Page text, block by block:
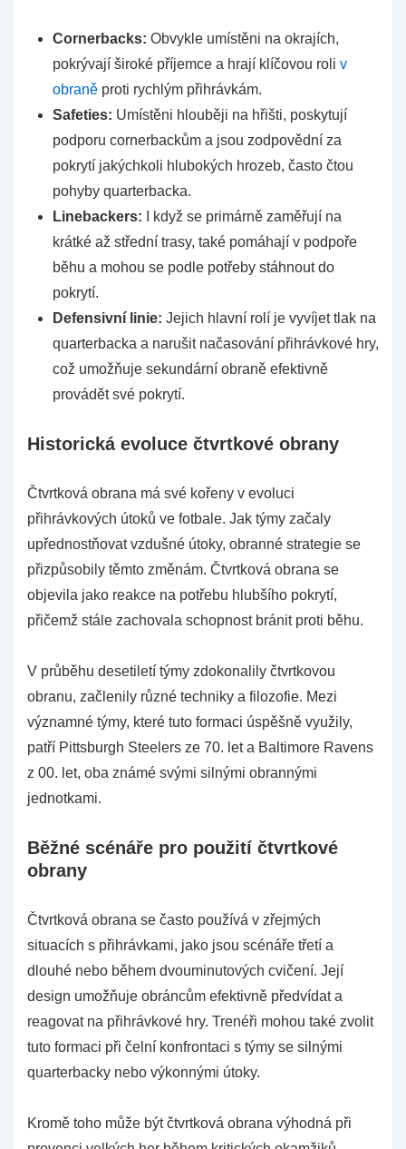
Cornerbacks: Obvykle umístěni na okrajích,
pokrývají široké příjemce a hrají klíčovou roli v
obraně proti rychlým přihrávkám.
Safeties: Umístěni hlouběji na hřišti, poskytují
podporu cornerbackům a jsou zodpovědní za
pokrytí jakýchkoli hlubokých hrozeb, často čtou
pohyby quarterbacka.
Linebackers: I když se primárně zaměřují na
krátké až střední trasy, také pomáhají v podpoře
běhu a mohou se podle potřeby stáhnout do
pokrytí.
Defensivní linie: Jejich hlavní rolí je vyvíjet tlak na
quarterbacka a narušit načasování přihrávkové hry,
což umožňuje sekundární obraně efektivně
provádět své pokrytí.
Historická evoluce čtvrtkové obrany
Čtvrtková obrana má své kořeny v evoluci
přihrávkových útoků ve fotbale. Jak týmy začaly
upřednostňovat vzdušné útoky, obranné strategie se
přizpůsobily těmto změnám. Čtvrtková obrana se
objevila jako reakce na potřebu hlubšího pokrytí,
přičemž stále zachovala schopnost bránit proti běhu.
V průběhu desetiletí týmy zdokonalily čtvrtkovou
obranu, začlenily různé techniky a filozofie. Mezi
významné týmy, které tuto formaci úspěšně využily,
patří Pittsburgh Steelers ze 70. let a Baltimore Ravens
z 00. let, oba známé svými silnými obrannými
jednotkami.
Běžné scénáře pro použití čtvrtkové
obrany
Čtvrtková obrana se často používá v zřejmých
situacích s přihrávkami, jako jsou scénáře třetí a
dlouhé nebo během dvouminutových cvičení. Její
design umožňuje obráncům efektivně předvídat a
reagovat na přihrávkové hry. Trenéři mohou také zvolit
tuto formaci při čelní konfrontaci s týmy se silnými
quarterbacky nebo výkonnými útoky.
Kromě toho může být čtvrtková obrana výhodná při